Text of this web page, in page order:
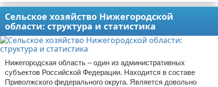
Сельское хозяйство Нижегородской
области: структура и статистика
Нижегородская область – один из административных
субъектов Российской Федерации. Находится в составе
Приволжского федерального округа. Является довольно